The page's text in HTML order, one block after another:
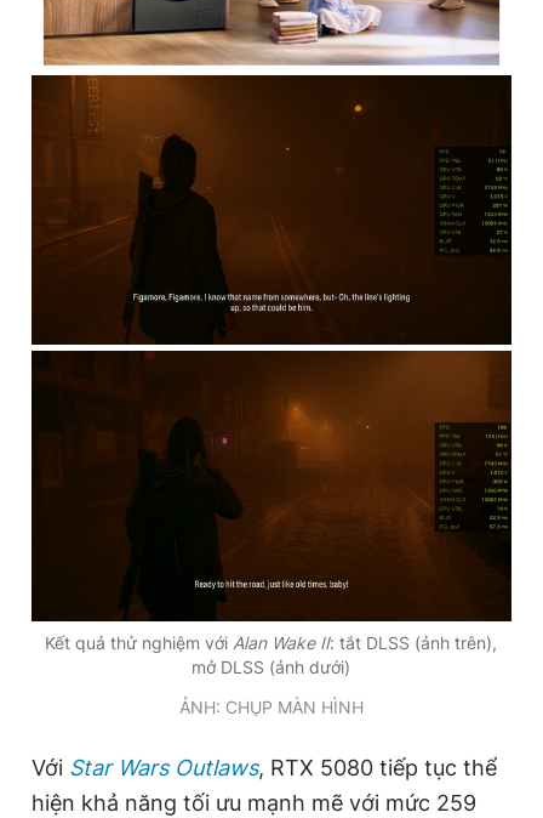
Kết quả thử nghiệm với Alan Wake II: tắt DLSS (ảnh trên),
mở DLSS (ảnh dưới)
ẢNH: CHỤP MÀN HÌNH
Với Star Wars Outlaws, RTX 5080 tiếp tục thể
hiện khả năng tối ưu mạnh mẽ với mức 259